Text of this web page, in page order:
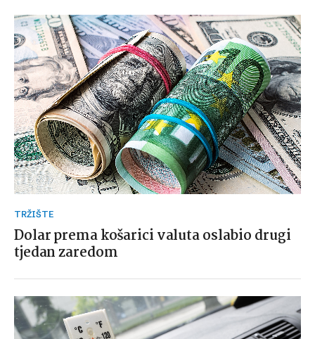
TRŽIŠTE
Dolar prema košarici valuta oslabio drugi
tjedan zaredom